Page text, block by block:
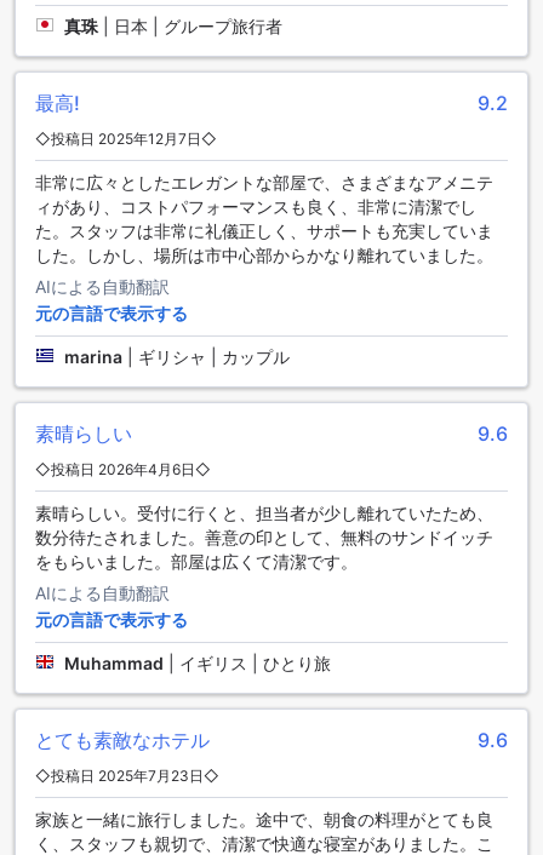
その他にも、自動販売機やデイリーハウスキーピングサービ
スがあり、滞在中のさまざまなニーズに対応しています。さ
らに、ホテル内にはコインランドリーもあり、洗濯物のお手
ント ウィーンは、快適な滞在をお求めの方にぴったりのホテ
ルです。
便利な交通施設を備えたアリオン シティホテル & アパートメ
ント ウィーン
アリオン シティホテル & アパートメント ウィーンは、交通施
設の面でも利便性が抜群です。まず、ホテル内には駐車場が
あり、お客様の車を安全に保管することができます。また、
ホテルではタクシーサービスも提供しており、ウィーン市内
の移動がスムーズになります。さらに、ホテル内には追加料
金が発生するものの、駐車場も完備されています。お客様の
車を心配することなく、快適に滞在をお楽しみいただけま
す。
快適な滞在を演出するアリオン シティホテル & アパートメン
ト ウィーンの客室設備
アリオン シティホテル & アパートメント ウィーンは、快適な
滞在をお約束するために充実した客室設備を提供していま
す。まず、エアコンが完備されており、快適な温度を保つこ
とができます。また、ヘアドライヤーも備え付けられている
ため、旅行中のヘアスタイルのお手入れもばっちりです。さ
らに、テレビも完備されており、ゆったりとした時間を過ご
すことができます。衛星/ケーブルテレビも利用可能で、様々
なチャンネルをお楽しみいただけます。冷蔵庫も完備されて
いるため、お気に入りの飲み物やおやつを手軽に保存するこ
アリオン シティホテル & アパートメント ウィーンのダイニン
グ施設
真珠 日本 | グループ旅行者
最高! 9.2
◇投稿日 2025年12月7日◇
非常に広々としたエレガントな部屋で、さまざまなアメニテ
ィがあり、コストパフォーマンスも良く、非常に清潔でし
た。スタッフは非常に礼儀正しく、サポートも充実していま
した。しかし、場所は市中心部からかなり離れていました。
AIによる自動翻訳
元の言語で表示する
marina ギリシャ | カップル
素晴らしい 9.6
◇投稿日 2026年4月6日◇
素晴らしい。受付に行くと、担当者が少し離れていたため、
数分待たされました。善意の印として、無料のサンドイッチ
をもらいました。部屋は広くて清潔です。
AIによる自動翻訳
元の言語で表示する
Muhammad イギリス | ひとり旅
とても素敵なホテル 9.6
◇投稿日 2025年7月23日◇
家族と一緒に旅行しました。途中で、朝食の料理がとても良
く、スタッフも親切で、清潔で快適な寝室がありました。こ